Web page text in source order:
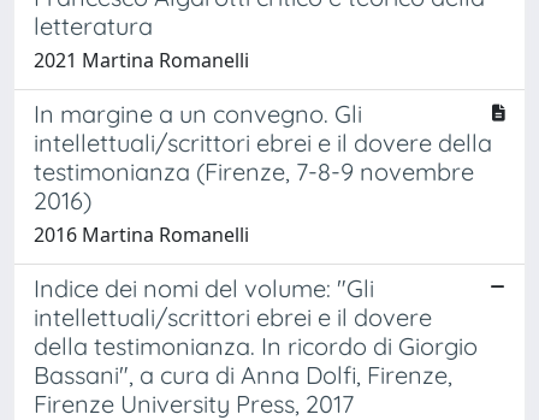
letteratura
2021 Martina Romanelli
In margine a un convegno. Gli
intellettuali/scrittori ebrei e il dovere della
testimonianza (Firenze, 7-8-9 novembre
2016)
2016 Martina Romanelli
Indice dei nomi del volume: "Gli
intellettuali/scrittori ebrei e il dovere
della testimonianza. In ricordo di Giorgio
Bassani", a cura di Anna Dolfi, Firenze,
Firenze University Press, 2017